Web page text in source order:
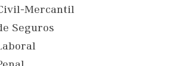
Mercantil
Seguros